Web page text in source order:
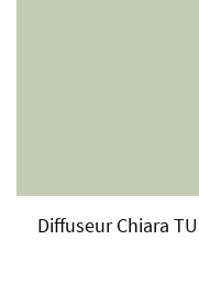
Diffuseur Chiara